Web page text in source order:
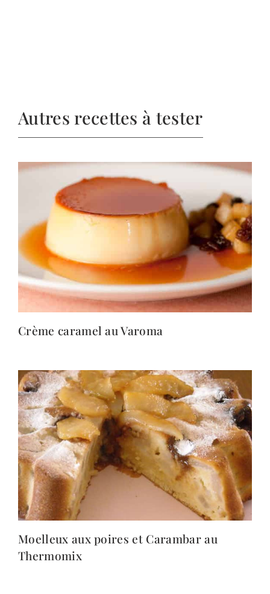
Autres recettes à tester
Crème caramel au Varoma
Moelleux aux poires et Carambar au
Thermomix